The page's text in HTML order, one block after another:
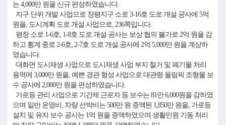
는 4,000만 원을 신규 편성하였습니다.
지구 단위 개발 사업으로 장평지구 소로 3-16호 도로 개설 공사에 5억
원을, 도시계획 도로 개설 사업으로, 236쪽입니다.
평창 소로 1-6호, 1-8호 도로 개설 공사는 보상 협의 불가로 2억 원을 감
하고 횡계 중로 2-6호, 2-7호 도로 개설 공사에 2억 5,000만 원을 계상하
였습니다.
대화면 도시재생 사업으로 도시재생 사업 부지 철거 및 폐기물 처리
용역에 3,000만 원을, 예쁜 경관 형성 사업으로 대관령 올림픽 조형물 보
수 공사에 2,000만 원을 편성하였습니다.
가로등 관리 사업으로 기간제 근로자 등 보수는 81만 6,000원을 감하였
으며 일반 운영비, 차량 선박비는 500만 원 증액된 1,850만 원을, 가로등
설치 및 유지 보수 공사는 1억 원을 증액하였으며 생활민원 기동 처리